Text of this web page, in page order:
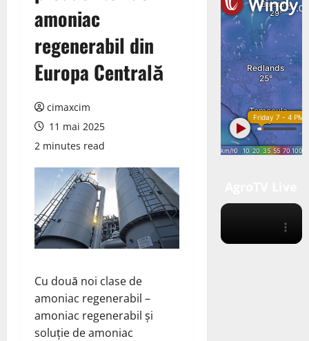
amoniac
regenerabil din
Europa Centrală
cimaxcim
11 mai 2025
2 minutes read
Cu două noi clase de
amoniac regenerabil –
amoniac regenerabil și
soluție de amoniac